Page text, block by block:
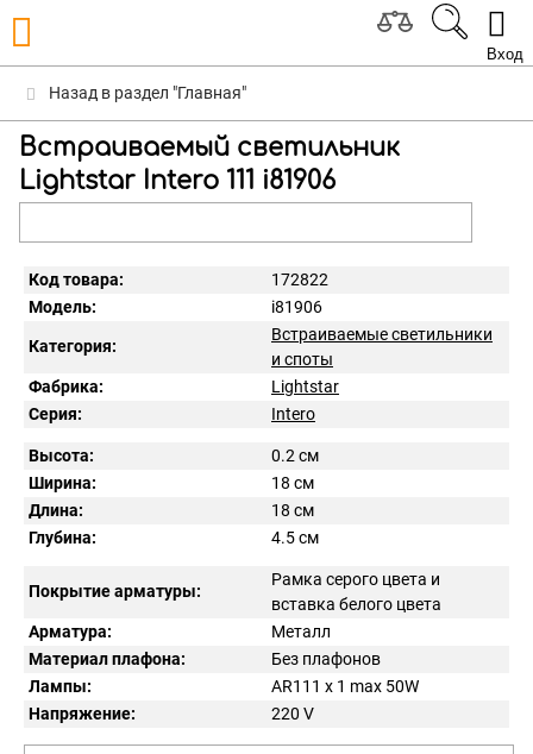
Вход
Назад в раздел "Главная"
Встраиваемый светильник
Lightstar Intero 111 i81906
Код товара:
172822
Модель:
i81906
Категория:
Встраиваемые светильники
и споты
Фабрика:
Lightstar
Серия:
Intero
Высота:
0.2 см
Ширина:
18 см
Длина:
18 см
Глубина:
4.5 см
Покрытие арматуры:
Рамка серого цвета и
вставка белого цвета
Арматура:
Металл
Материал плафона:
Без плафонов
Лампы:
AR111 x 1 max 50W
Напряжение:
220 V